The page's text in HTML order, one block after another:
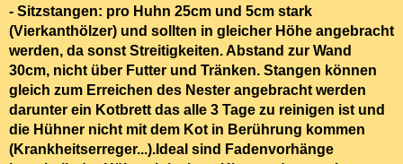
- Sitzstangen: pro Huhn 25cm und 5cm stark
(Vierkanthölzer) und sollten in gleicher Höhe angebracht
werden, da sonst Streitigkeiten. Abstand zur Wand
30cm, nicht über Futter und Tränken. Stangen können
gleich zum Erreichen des Nester angebracht werden
darunter ein Kotbrett das alle 3 Tage zu reinigen ist und
die Hühner nicht mit dem Kot in Berührung kommen
(Krankheitserreger...).Ideal sind Fadenvorhänge